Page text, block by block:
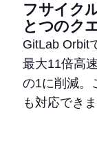
フサイク
とつのク
GitLab Orbit
最大11倍高
の1に削減。
も対応できま